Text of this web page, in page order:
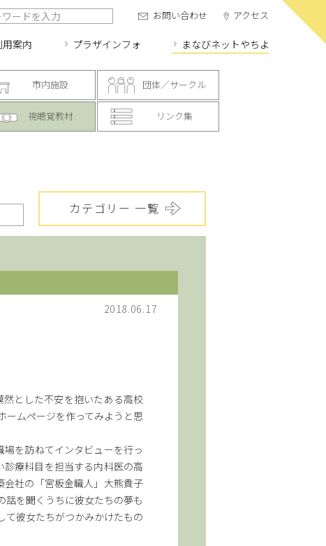
用案内 プラザインフォ まなびネットやちよ
お問い合わせ アクセス
市内施設 団体／サークル
視聴覚教材 リンク集
カテゴリー 一覧
2018.06.17
とした不安を抱いたある高校
ームページを作ってみようと思
を訪ねてインタビューを行っ
療科目を担当する内科医の高
社の「宮板金職人」大熊貴子
話を聞くうちに彼女たちの夢も
て彼女たちがつかみかけたもの